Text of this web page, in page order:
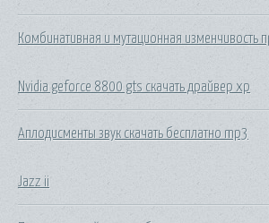
Комбинативная и мутационная изменчивость
Nvidia geforce 8800 gts скачать драйвер xp
Аплодисменты звук скачать бесплатно mp3
Jazz ii